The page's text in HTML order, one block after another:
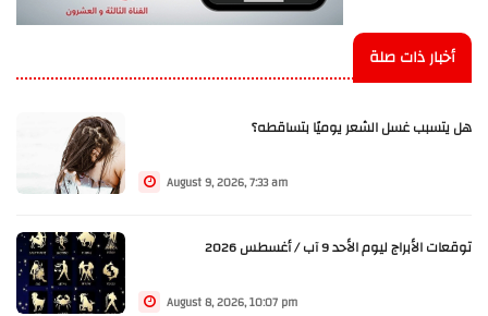
أخبار ذات صلة
هل يتسبب غسل الشعر يوميًا بتساقطه؟
August 9, 2026, 7:33 am
توقعات الأبراج ليوم الأحد 9 آب / أغسطس 2026
August 8, 2026, 10:07 pm